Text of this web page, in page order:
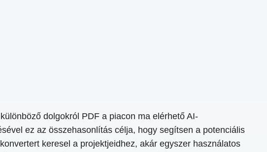
dolgokról PDF a piacon ma elérhető AI-
ez az összehasonlítás célja, hogy segítsen a potenciális
keresel a projektjeidhez, akár egyszer használatos